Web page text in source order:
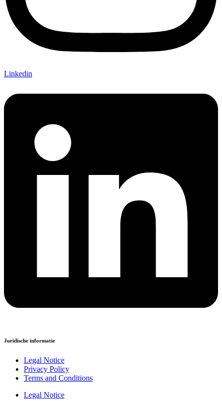
Linkedin
Juridische informatie
Legal Notice
Privacy Policy
Terms and Conditions
Legal Notice